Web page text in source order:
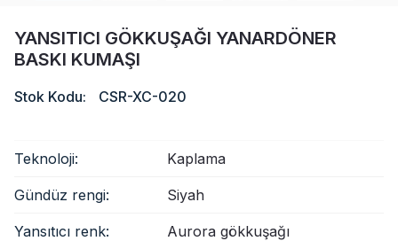
YANSITICI GÖKKUŞAĞI YANARDÖNER
BASKI KUMAŞI
Stok Kodu: CSR-XC-020
Teknoloji: Kaplama
Gündüz rengi: Siyah
Yansıtıcı renk: Aurora gökkuşağı